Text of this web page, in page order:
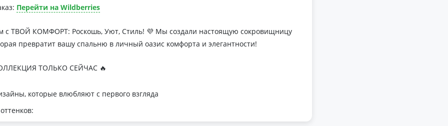
Перейти на Wildberries
с ТВОЙ КОМФОРТ: Роскошь, Уют, Стиль! 💜 Мы создали настоящую сокровищницу
превратит вашу спальню в личный оазис комфорта и элегантности!
ТОЛЬКО СЕЙЧАС 🔥
которые влюбляют с первого взгляда